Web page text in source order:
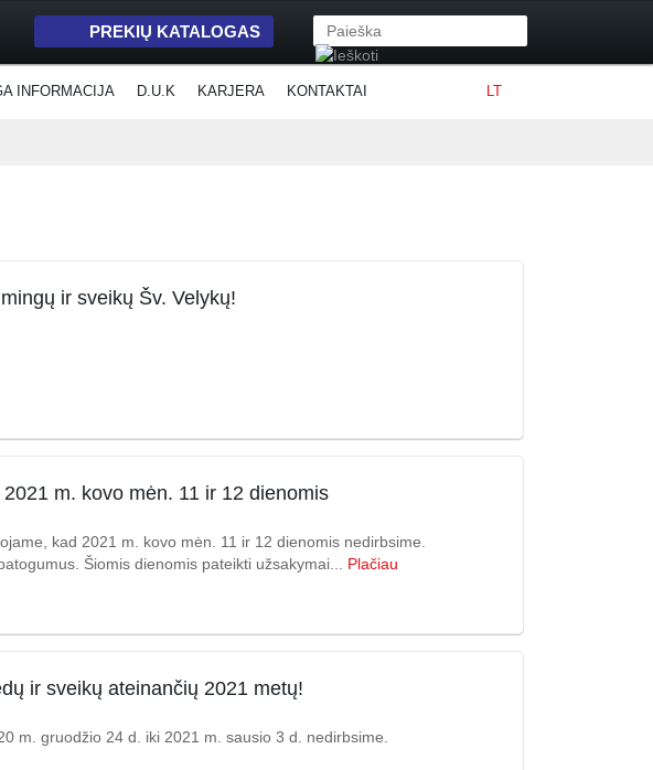
PREKIŲ KATALOGAS
LT
INFORMACIJA D.U.K KARJERA KONTAKTAI
ir sveikų Šv. Velykų!
m. kovo mėn. 11 ir 12 dienomis
kad 2021 m. kovo mėn. 11 ir 12 dienomis nedirbsime.
Šiomis dienomis pateikti užsakymai... Plačiau
ir sveikų ateinančių 2021 metų!
m. gruodžio 24 d. iki 2021 m. sausio 3 d. nedirbsime.